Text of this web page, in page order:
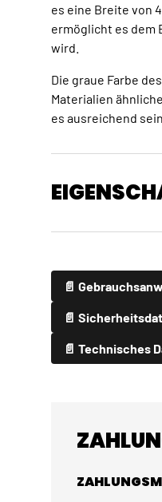
es eine Breite von
ermöglicht es dem
wird.
Die graue Farbe
Materialien
es ausreichend
📄
📄
📄 Technisches